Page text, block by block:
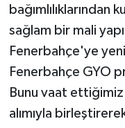
bağımlılıklarından
sağlam bir mali
Fenerbahçe'ye
Fenerbahçe GYO
Bunu vaat
alımıyla